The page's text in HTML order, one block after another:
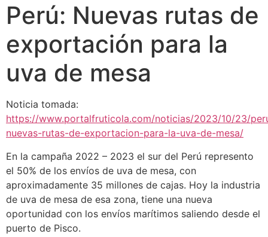
Perú: Nuevas rutas de
exportación para la
uva de mesa
Noticia tomada:
https://www.portalfruticola.com/noticias/2023/10/23/
nuevas-rutas-de-exportacion-para-la-uva-de-mesa/
En la campaña 2022 – 2023 el sur del Perú represento
el 50% de los envíos de uva de mesa, con
aproximadamente 35 millones de cajas. Hoy la industria
de uva de mesa de esa zona, tiene una nueva
oportunidad con los envíos marítimos saliendo desde el
puerto de Pisco.